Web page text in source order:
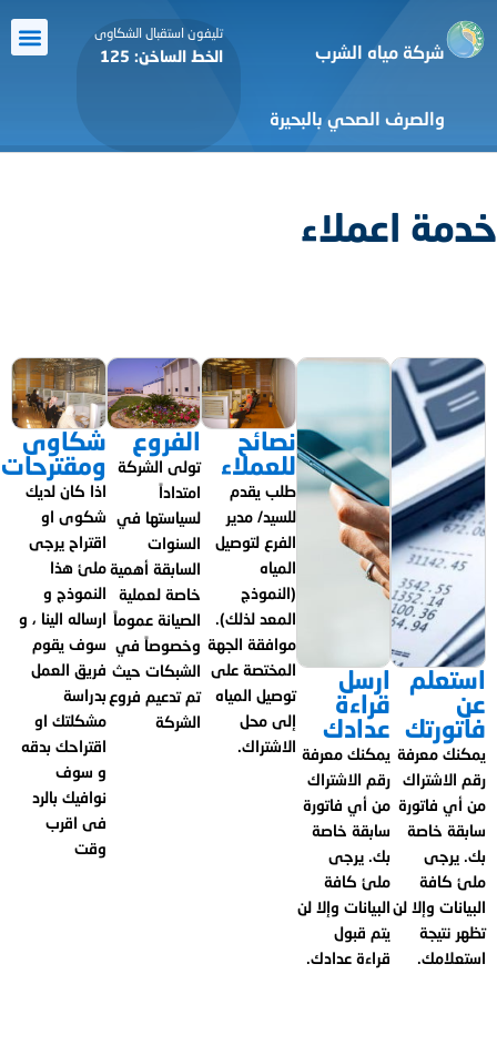
شركة مياه الشرب
والصرف الصحي بالبحيرة
تليفون استقبال الشكاوى
الخط الساخن: 125
خدمة اعملاء
استعلم
عن
فاتورتك
يمكنك معرفة
رقم الاشتراك
من أي فاتورة
سابقة خاصة
بك. يرجى
ملئ كافة
البيانات وإلا لن
تظهر نتيجة
استعلامك.
ارسل
قراءة
عدادك
يمكنك معرفة
رقم الاشتراك
من أي فاتورة
سابقة خاصة
بك. يرجى
ملئ كافة
البيانات وإلا لن
يتم قبول
قراءة عدادك.
نصائح
للعملاء
طلب يقدم
للسيد/ مدير
الفرع لتوصيل
المياه
(النموذج
المعد لذلك).
موافقة الجهة
المختصة على
توصيل المياه
إلى محل
الاشتراك.
الفروع
تولى الشركة
امتداداً
لسياستها في
السنوات
السابقة أهمية
خاصة لعملية
الصيانة عموماً
وخصوصاً في
الشبكات حيث
تم تدعيم فروع
الشركة
شكاوى
ومقترحات
اذا كان لديك
شكوى او
اقتراح يرجى
ملئ هذا
النموذج و
ارساله الينا ، و
سوف يقوم
فريق العمل
بدراسة
مشكلتك او
اقتراحك بدقه
و سوف
نوافيك بالرد
فى اقرب
وقت